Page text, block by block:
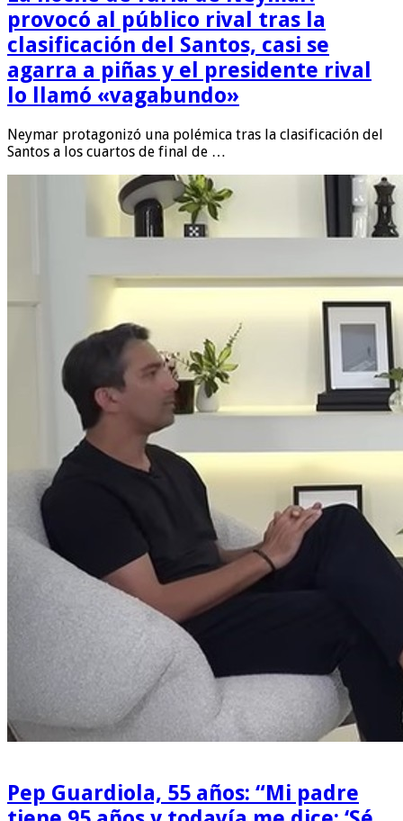
provocó al público rival tras la
clasificación del Santos, casi se
agarra a piñas y el presidente rival
lo llamó «vagabundo»
Neymar protagonizó una polémica tras la clasificación del
Santos a los cuartos de final de …
Pep Guardiola, 55 años: “Mi padre